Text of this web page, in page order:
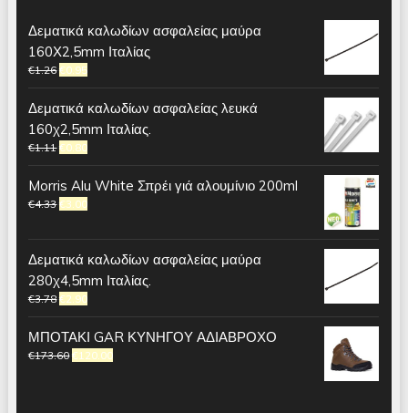
Δεματικά καλωδίων ασφαλείας μαύρα
160Χ2,5mm Ιταλίας
€1.26 €0.95
Δεματικά καλωδίων ασφαλείας λευκά
160χ2,5mm Ιταλίας.
€1.11 €0.80
Morris Alu White Σπρέι γιά αλουμίνιο 200ml
€4.33 €3.00
Δεματικά καλωδίων ασφαλείας μαύρα
280χ4,5mm Ιταλίας.
€3.78 €2.90
ΜΠΟΤΑΚΙ GAR ΚΥΝΗΓΟΥ ΑΔΙΑΒΡΟΧΟ
€173.60 €120.00